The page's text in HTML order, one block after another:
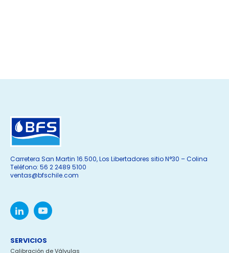
SERVICIOS
Calibración de Válvulas
Carretera San Martin 16.500, Los Libertadores sitio N°30 – Colina
Teléfono: 56 2 2489 5100
ventas@bfschile.com